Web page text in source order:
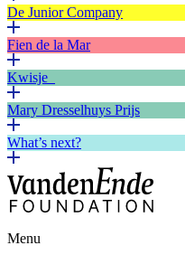
De Junior Company
Fien de la Mar
Kwisje
Mary Dresselhuys Prijs
What’s next?
Menu